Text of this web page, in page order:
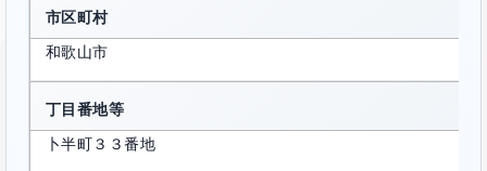
市区町村
和歌山市
丁目番地等
卜半町３３番地